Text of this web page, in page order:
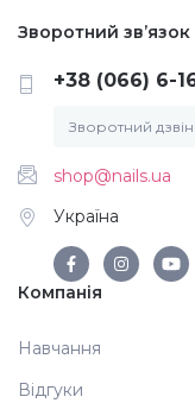
Зворотний зв’язок
+38 (066) 6-
Зворотний
shop@nails.ua
Україна
Компанія
Навчання
Відгуки